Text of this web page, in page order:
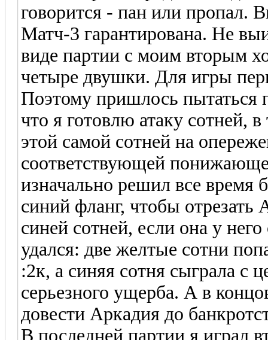
говорится - пан или пропал.
Матч-3 гарантирована. Не
виде партии с моим вторым
четыре двушки. Для игры
Поэтому пришлось
что я готовлю атаку сотней,
этой самой сотней на
соответствующей
изначально решил все
синий фланг, чтобы
синей сотней, если она у
удался: две желтые сотни
:2к, а синяя сотня сыграла с
серьезного ущерба. А в
довести Аркадия до
В последней партии я играл